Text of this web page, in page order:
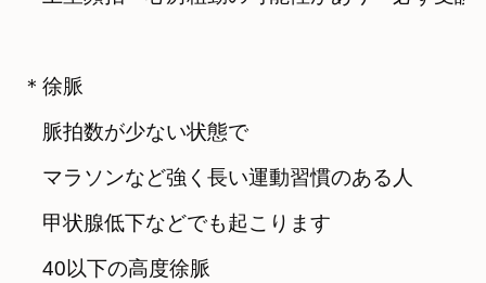
＊徐脈
脈拍数が少ない状態で
マラソンなど強く長い運動習慣のある人
甲状腺低下などでも起こります
40以下の高度徐脈